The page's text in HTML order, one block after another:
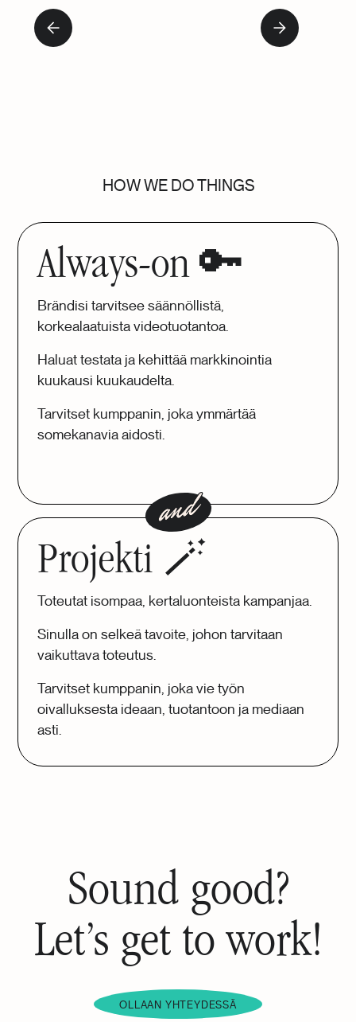
Slide 2 of 3.
HOW WE DO THINGS
Always-on 🔑
Brändisi tarvitsee säännöllistä,
korkealaatuista videotuotantoa.
Haluat testata ja kehittää markkinointia
kuukausi kuukaudelta.
Tarvitset kumppanin, joka ymmärtää
somekanavia aidosti.
Projekti 🪄
Toteutat isompaa, kertaluonteista kampanjaa.
Sinulla on selkeä tavoite, johon tarvitaan
vaikuttava toteutus.
Tarvitset kumppanin, joka vie työn
oivalluksesta ideaan, tuotantoon ja mediaan
asti.
Sound good?
Let’s get to work!
OLLAAN YHTEYDESSÄ